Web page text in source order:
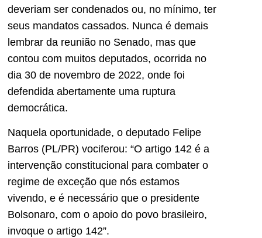
deveriam ser condenados ou, no mínimo, ter
seus mandatos cassados. Nunca é demais
lembrar da reunião no Senado, mas que
contou com muitos deputados, ocorrida no
dia 30 de novembro de 2022, onde foi
defendida abertamente uma ruptura
democrática.
Naquela oportunidade, o deputado Felipe
Barros (PL/PR) vociferou: “O artigo 142 é a
intervenção constitucional para combater o
regime de exceção que nós estamos
vivendo, e é necessário que o presidente
Bolsonaro, com o apoio do povo brasileiro,
invoque o artigo 142”.